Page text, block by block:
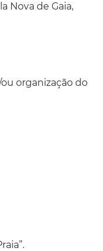
Nova de Gaia,
organização do